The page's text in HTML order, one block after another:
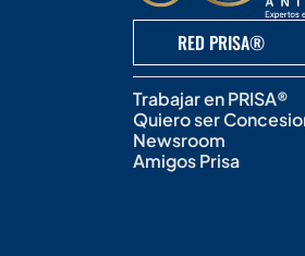
RED PRISA®
Trabajar en PRISA®
Quiero ser
Newsroom
Amigos Prisa